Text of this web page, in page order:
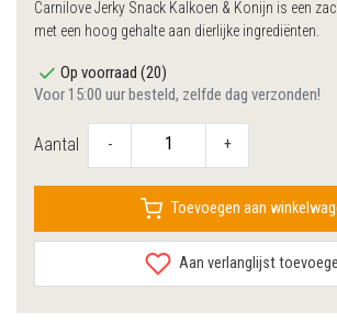
Carnilove Jerky Snack Kalkoen & Konijn is een
met een hoog gehalte aan dierlijke ingrediënten.
Op voorraad (20)
Voor 15:00 uur besteld, zelfde dag verzonden!
Aantal - +
Toevoegen aan
Aan verlanglijst